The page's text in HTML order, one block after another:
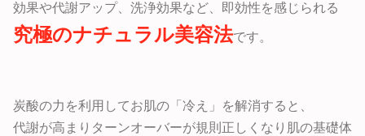
効果や代謝アップ、洗浄効果など、即効性を感じられる
究極のナチュラル美容法です。
炭酸の力を利用してお肌の「冷え」を解消すると、
代謝が高まりターンオーバーが規則正しくなり肌の基礎体